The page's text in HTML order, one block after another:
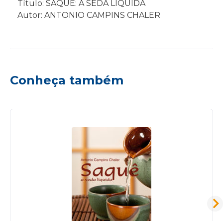
Título: SAQUÊ: A SEDA LÍQUIDA
Autor: ANTONIO CAMPINS CHALER
Conheça também